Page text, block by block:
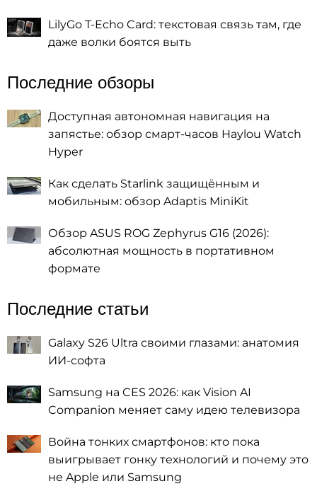
LilyGo T-Echo Card: текстовая связь там, где
даже волки боятся выть
Последние обзоры
Доступная автономная навигация на
запястье: обзор смарт-часов Haylou Watch
Hyper
Как сделать Starlink защищённым и
мобильным: обзор Adaptis MiniKit
Обзор ASUS ROG Zephyrus G16 (2026):
абсолютная мощность в портативном
формате
Последние статьи
Galaxy S26 Ultra своими глазами: анатомия
ИИ-софта
Samsung на CES 2026: как Vision AI
Companion меняет саму идею телевизора
Война тонких смартфонов: кто пока
выигрывает гонку технологий и почему это
не Apple или Samsung